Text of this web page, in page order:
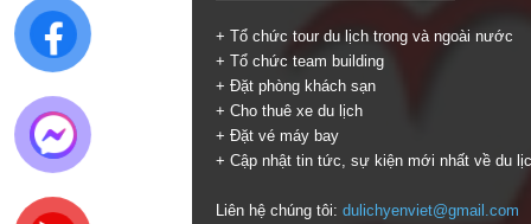
+ Tổ chức tour du lịch trong và ngoài nước
+ Tổ chức team building
+ Đặt phòng khách sạn
+ Cho thuê xe du lịch
+ Đặt vé máy bay
+ Cập nhật tin tức, sự kiện mới nhất về du
Liên hệ chúng tôi: dulichyenviet@gmail.com